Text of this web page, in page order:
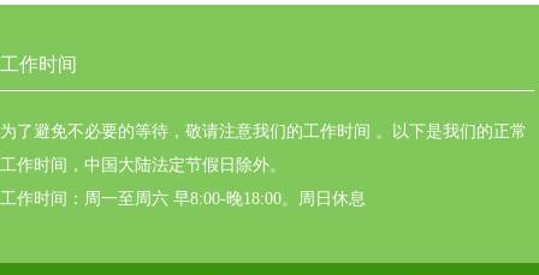
工作时间
为了避免不必要的等待，敬请注意我们的工作时间 。以下是我们的正常
工作时间，中国大陆法定节假日除外。
工作时间：周一至周六 早8:00-晚18:00。周日休息